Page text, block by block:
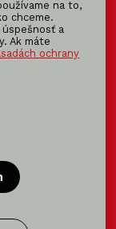
na to,
chceme.
a
Ak máte
ochrany